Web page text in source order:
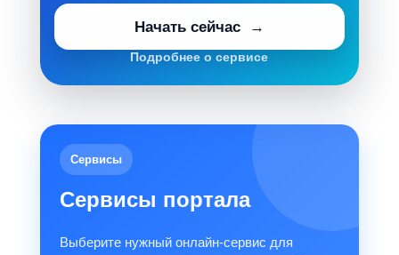
Начать сейчас
Подробнее о сервисе
Сервисы
Сервисы портала
Выберите нужный онлайн-сервис для